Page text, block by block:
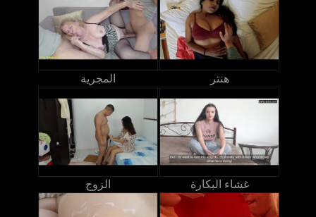
المجرية هنتر
الزوج غشاء البكارة